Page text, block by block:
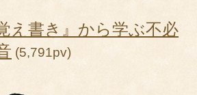
え書き』から学ぶ不必
(5,791pv)